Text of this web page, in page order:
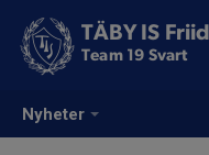
Nyheter
TÄBY IS
Team 19 Svart